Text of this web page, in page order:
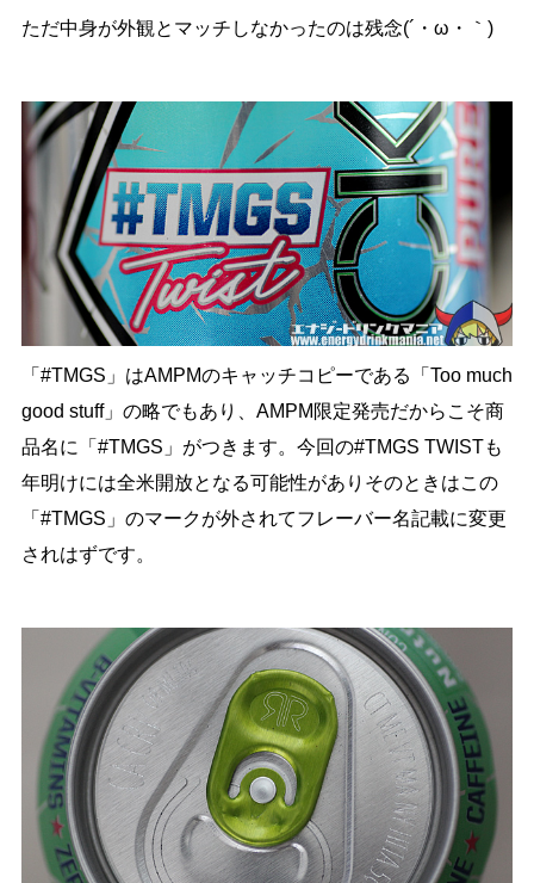
ただ中身が外観とマッチしなかったのは残念(´・ω・｀)
「#TMGS」はAMPMのキャッチコピーである「Too much
good stuff」の略でもあり、AMPM限定発売だからこそ商
品名に「#TMGS」がつきます。今回の#TMGS TWISTも
年明けには全米開放となる可能性がありそのときはこの
「#TMGS」のマークが外されてフレーバー名記載に変更
されはずです。